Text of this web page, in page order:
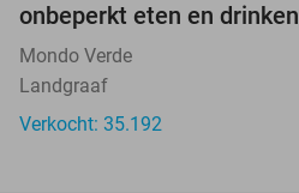
onbeperkt eten en drinken
Mondo Verde
Landgraaf
Verkocht: 35.192